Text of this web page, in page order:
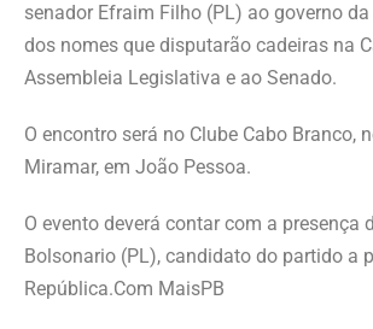
senador Efraim Filho (PL) ao governo
dos nomes que disputarão cadeiras na
Assembleia Legislativa e ao Senado.
O encontro será no Clube Cabo Branco,
Miramar, em João Pessoa.
O evento deverá contar com a presença
Bolsonario (PL), candidato do partido a
República.Com MaisPB